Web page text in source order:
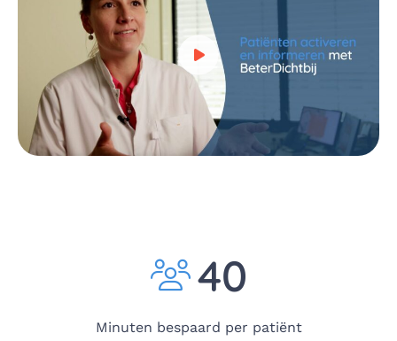
Bekijk video over Zo zet
40
Minuten bespaard per patiënt